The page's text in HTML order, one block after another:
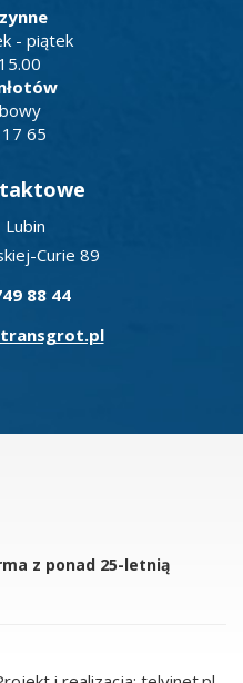
- piątek
65
Curie 89
88 44
z ponad 25-letnią